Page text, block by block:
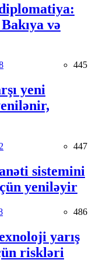
və
445
yeni
447
sistemini
yeniləyir
486
yarış
riskləri